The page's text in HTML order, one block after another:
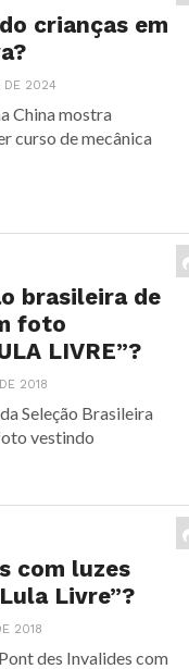
crianças em
DE 2024
China mostra
curso de mecânica
brasileira de
foto
LIVRE”?
2018
Seleção Brasileira
vestindo
com luzes
Livre”?
2018
des Invalides com